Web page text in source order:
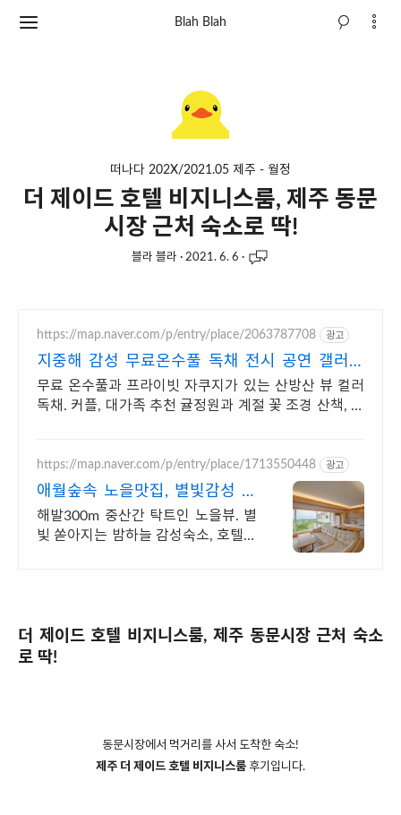
Blah Blah
떠나다 202X/2021.05 제주 - 월정
더 제이드 호텔 비지니스룸, 제주 동문
시장 근처 숙소로 딱!
블라 블라 · 2021. 6. 6 ·
https://map.naver.com/p/entry/place/2063787708 광고
지중해 감성 무료온수풀 독채 전시 공연 갤러리
문화공간
무료 온수풀과 프라이빗 자쿠지가 있는 산방산 뷰 컬러
독채. 커플, 대가족 추천 귤정원과 계절 꽃 조경 산책, 호
https://map.naver.com/p/entry/place/1713550448 광고
애월숲속 노을맛집, 별빛감성 아
기용품 완벽구비, 대가족
해발300m 중산간 탁트인 노을뷰. 별
빛 쏟아지는 밤하늘 감성숙소, 호텔급
더 제이드 호텔 비지니스룸, 제주 동문시장 근처 숙소
로 딱!
동문시장에서 먹거리를 사서 도착한 숙소!
제주 더 제이드 호텔 비지니스룸 후기입니다.